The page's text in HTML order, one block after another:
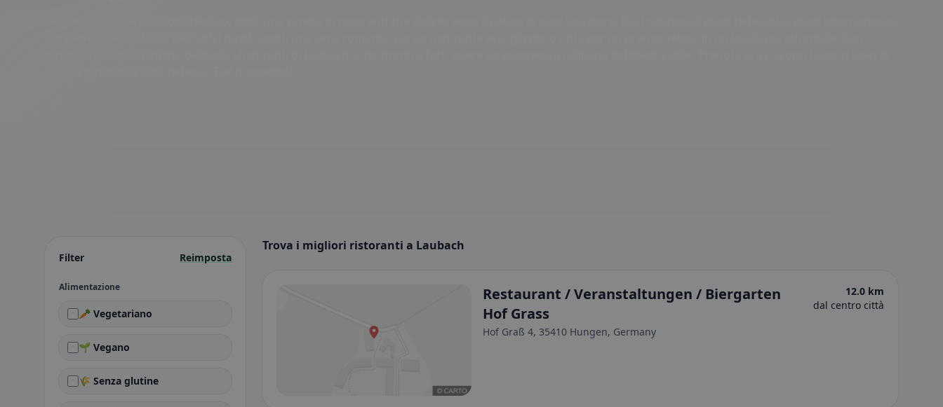
Filter Reimposta
Alimentazione
🥕 Vegetariano
🌱 Vegano
🌾 Senza glutine
Trova i migliori ristoranti a Laubach
Restaurant / Veranstaltungen / Biergarten
Hof Grass
Hof Graß 4, 35410 Hungen, Germany
12.0 km
dal centro città